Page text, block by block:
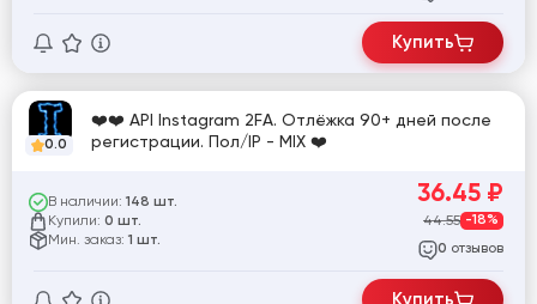
Купить
0.0
❤️❤️ API Instagram 2FA. Отлёжка 90+ дней после
регистрации. Пол/IP - MIX ❤️
В наличии: 148 шт.
Купили: 0 шт.
Мин. заказ: 1 шт.
36.45 ₽
44.55 -18%
0 отзывов
Купить